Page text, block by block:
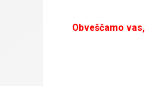
Obveščamo